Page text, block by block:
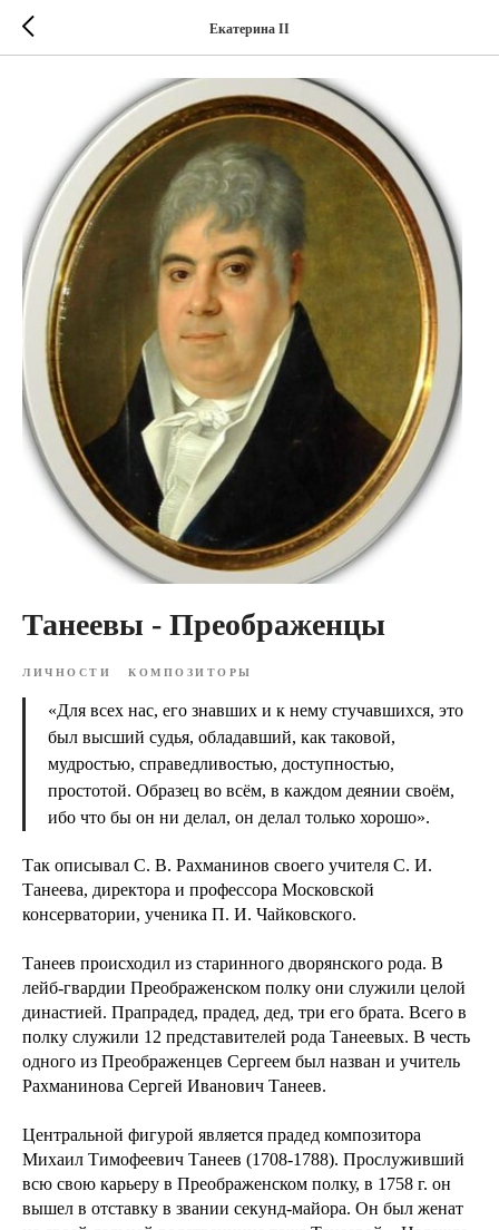
Екатерина II
Танеевы - Преображенцы
ЛИЧНОСТИ КОМПОЗИТОРЫ
«Для всех нас, его знавших и к нему стучавшихся, это
был высший судья, обладавший, как таковой,
мудростью, справедливостью, доступностью,
простотой. Образец во всём, в каждом деянии своём,
ибо что бы он ни делал, он делал только хорошо».
Так описывал С. В. Рахманинов своего учителя С. И.
Танеева, директора и профессора Московской
консерватории, ученика П. И. Чайковского.
Танеев происходил из старинного дворянского рода. В
лейб-гвардии Преображенском полку они служили целой
династией. Прапрадед, прадед, дед, три его брата. Всего в
полку служили 12 представителей рода Танеевых. В честь
одного из Преображенцев Сергеем был назван и учитель
Рахманинова Сергей Иванович Танеев.
Центральной фигурой является прадед композитора
Михаил Тимофеевич Танеев (1708-1788). Прослуживший
всю свою карьеру в Преображенском полку, в 1758 г. он
вышел в отставку в звании секунд-майора. Он был женат